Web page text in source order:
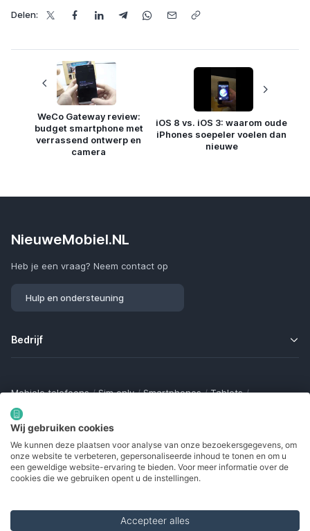
Delen:
WeCo Gateway review:
budget smartphone met
verrassend ontwerp en
camera
iOS 8 vs. iOS 3: waarom oude
iPhones soepeler voelen dan
nieuwe
NieuweMobiel.NL
Heb je een vraag? Neem contact op
Hulp en ondersteuning
Bedrijf
Mobiele telefoons / Sim only / Smartphones / Tablets /
Smartwatches
Bluetooth trackers / Opladers
Samsung Galaxy
Gamingtelefoons / Foldables / Robuuste telefoons /
Seniorentelefoons / Waterdichte telefoons / Refurbished
Wij gebruiken cookies
We kunnen deze plaatsen voor analyse van onze bezoekersgegevens, om
onze website te verbeteren, gepersonaliseerde inhoud te tonen en om u
een geweldige website-ervaring te bieden. Voor meer informatie over de
cookies die we gebruiken opent u de instellingen.
Accepteer alles